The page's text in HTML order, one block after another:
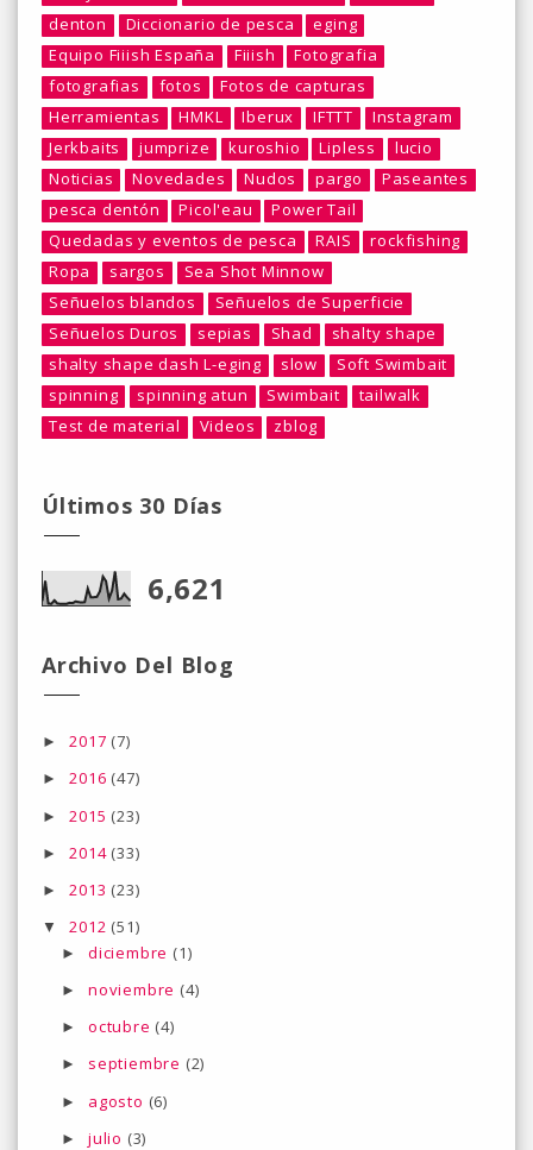
denton
Diccionario de pesca
eging
Equipo Fiiish España
Fiiish
Fotografia
fotografias
fotos
Fotos de capturas
Herramientas
HMKL Iberux IFTTT
Instagram
Jerkbaits
jumprize kuroshio Lipless
lucio
Noticias
Novedades Nudos pargo
Paseantes
pesca dentón
Picol'eau
Power Tail
Quedadas y eventos de pesca
RAIS
rockfishing
Ropa
sargos
Sea Shot Minnow
Señuelos blandos
Señuelos de Superficie
Señuelos Duros
sepias Shad
shalty shape
shalty shape dash L-eging
slow
Soft Swimbait
spinning
spinning atun Swimbait
tailwalk
Test de material
Videos zblog
Últimos 30 Días
6,621
Archivo Del Blog
►2017 (7)
►2016 (47)
►2015 (23)
►2014 (33)
►2013 (23)
▼2012 (51)
► diciembre (1)
► noviembre (4)
► octubre (4)
► septiembre (2)
► agosto (6)
► julio (3)